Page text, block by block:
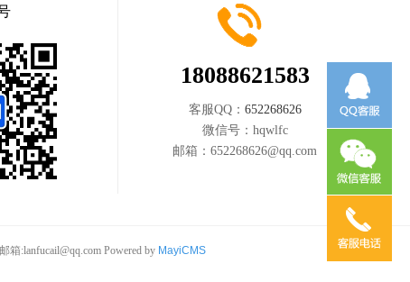
18088621583
客服QQ： 652268626
微信号： hqwlfc
邮箱： 652268626@qq.com
箱:lanfucail@qq.comPowered by MayiCMS